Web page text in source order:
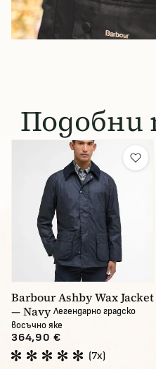
Подобни
Barbour Ashby Wax Jacket
— Navy Легендарно градско
восъчно яке
364,90 €
(7x)